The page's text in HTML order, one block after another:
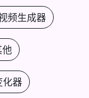
频生成器
他
化器